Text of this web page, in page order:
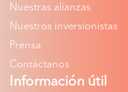
Nuestras alianzas
Nuestros inversionistas
Prensa
Contáctanos
Información útil